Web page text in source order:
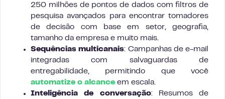
250 milhões de pontos de dados com filtros de
pesquisa avançados para encontrar tomadores
de decisão com base em setor, geografia,
tamanho da empresa e muito mais.
Sequências multicanais: Campanhas de e-mail
integradas com salvaguardas de
entregabilidade, permitindo que você
automatize o alcance em escala.
Inteligência de conversação: Resumos de